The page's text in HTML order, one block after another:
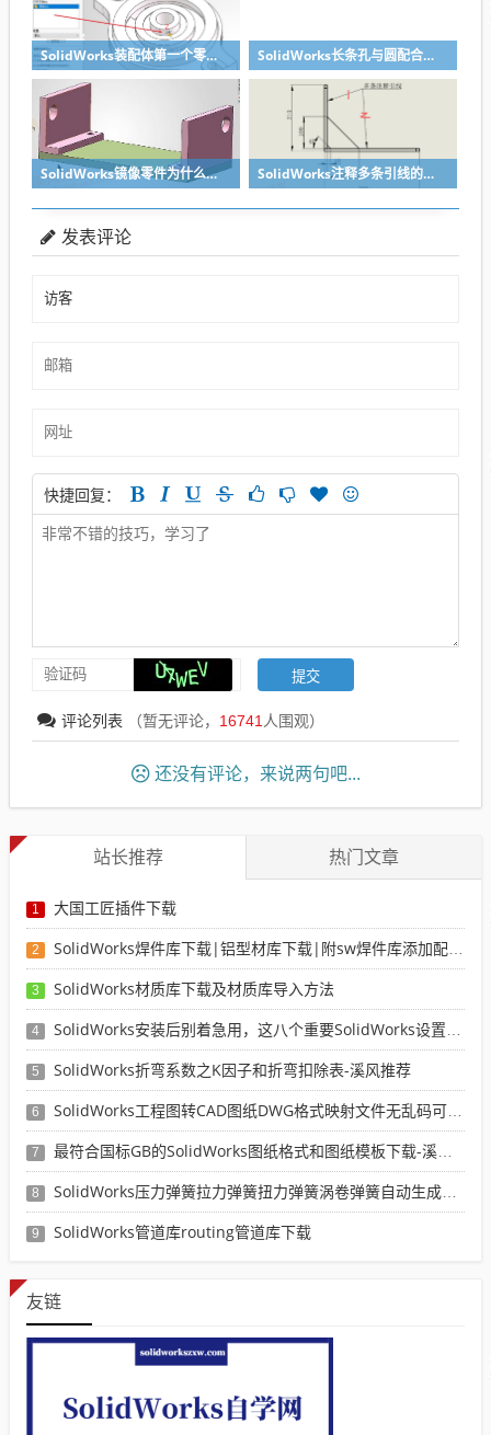
SolidWorks装配体第一个零件怎么固定到中心原点？90%的人一开始就做错了 SolidWorks长条孔与圆配合，槽口与圆配合超快方法
SolidWorks镜像零件为什么不对称？镜像命令使用详解 SolidWorks注释多条引线的方法步骤
发表评论
快捷回复：
评论列表 （暂无评论， 16741 人围观）
还没有评论，来说两句吧...
站长推荐 热门文章
1 大国工匠插件下载
2 SolidWorks焊件库下载|铝型材库下载|附sw焊件库添加配置使用教程
3 SolidWorks材质库下载及材质库导入方法
4 SolidWorks安装后别着急用，这八个重要SolidWorks设置可以提高你的画图效率
5 SolidWorks折弯系数之K因子和折弯扣除表-溪风推荐
6 SolidWorks工程图转CAD图纸DWG格式映射文件无乱码可分层-溪风亲测推荐
7 最符合国标GB的SolidWorks图纸格式和图纸模板下载-溪风专用版
8 SolidWorks压力弹簧拉力弹簧扭力弹簧涡卷弹簧自动生成宏程序下载
9 SolidWorks管道库routing管道库下载
友链